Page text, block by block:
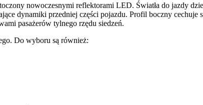
nowoczesnymi reflektorami LED. Światła do jazdy
dynamiki przedniej części pojazdu. Profil boczny cechuje
pasażerów tylnego rzędu siedzeń.
Do wyboru są również: